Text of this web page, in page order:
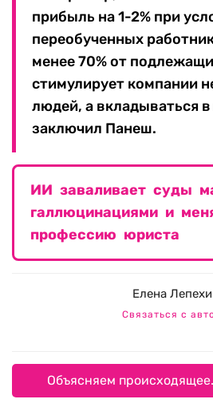
прибыль на 1-2% при
переобученных
менее 70% от
стимулирует компании
людей, а вкладываться
заключил Панеш.
ИИ заваливает суды
галлюцинациями и
профессию юриста
Елена
Связаться с
Объясняем происходящее.